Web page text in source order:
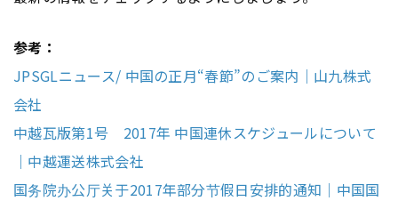
参考：
JPSGLニュース/ 中国の正月“春節”のご案内｜山九株式
会社
中越瓦版第1号 2017年 中国連休スケジュールについて
｜中越運送株式会社
国务院办公厅关于2017年部分节假日安排的通知｜中国国